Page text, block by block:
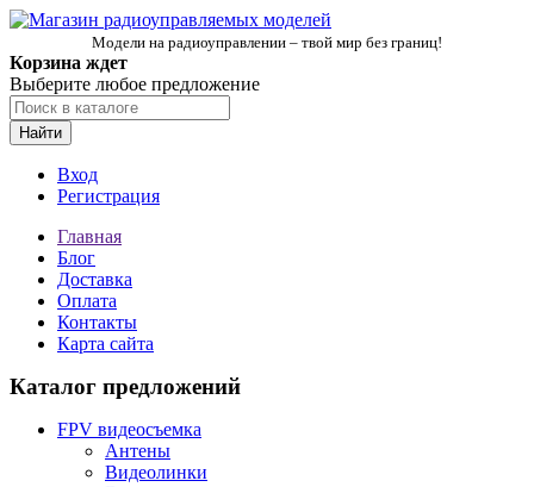
Модели на радиоуправлении – твой мир без границ!
Корзина ждет
Выберите любое предложение
Найти
Вход
Регистрация
Главная
Блог
Доставка
Оплата
Контакты
Карта сайта
Каталог предложений
FPV видеосъемка
Антены
Видеолинки